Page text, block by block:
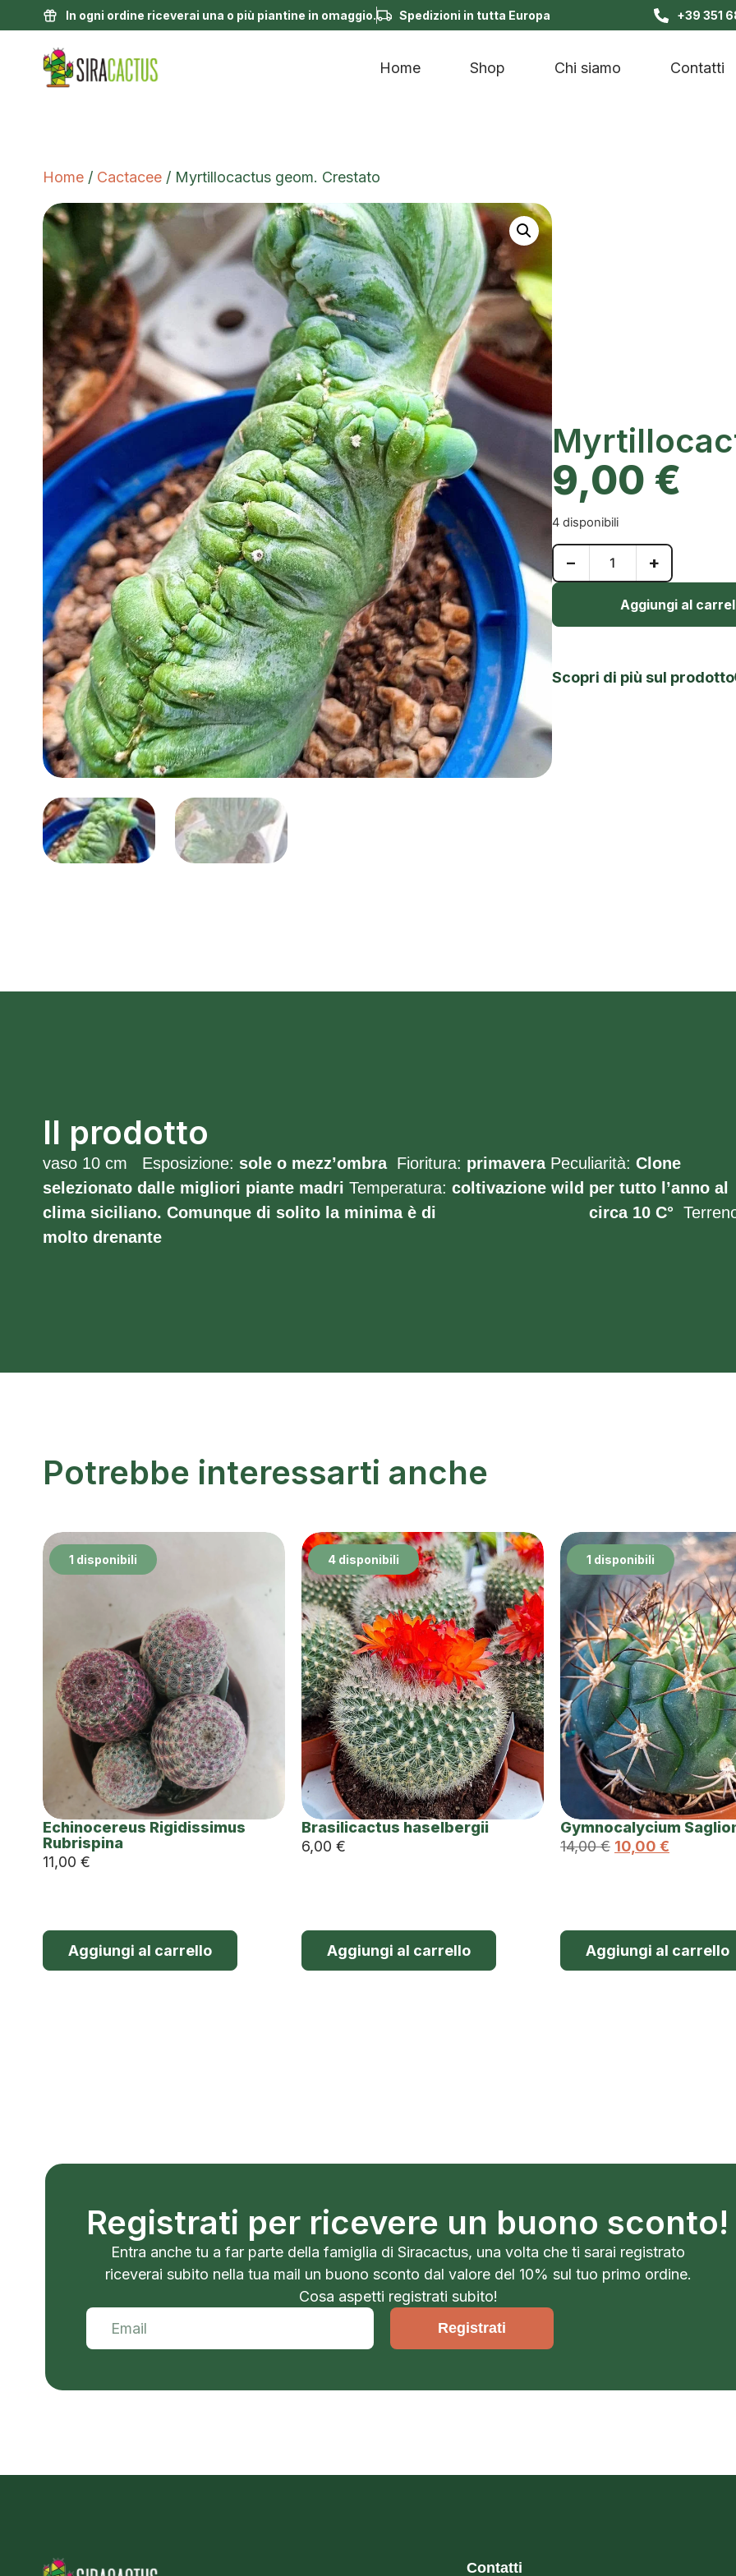
In ogni ordine riceverai una o più piantine in omaggio. Spedizioni in tutta Europa +39 351
Home Shop Chi siamo Contatti
Home / Cactacee / Myrtillocactus geom. Crestato
9,00 €
4 disponibili
− +
Aggiungi al
Scopri di più sul prodotto
Il prodotto
vaso 10 cm Esposizione: sole o mezz’ombra Fioritura: primaveraPeculiarità: Clone
selezionato dalle migliori piante madri Temperatura: coltivazione wild per tutto l’anno al
clima siciliano. Comunque di solito la minima è di circa 10 C°
molto drenante
Potrebbe interessarti anche
1 disponibili
Echinocereus Rigidissimus
Rubrispina
11,00 €
Aggiungi al carrello
4 disponibili
Brasilicactus haselbergii
6,00 €
Aggiungi al carrello
1 disponibili
Gymnocalycium
14,00€ 10,00 €
Aggiungi al carrello
Registrati per ricevere un buono sconto!
Entra anche tu a far parte della famiglia di Siracactus, una volta che ti sarai registrato
riceverai subito nella tua mail un buono sconto dal valore del 10% sul tuo primo ordine.
Cosa aspetti registrati subito!
Registrati
Contatti